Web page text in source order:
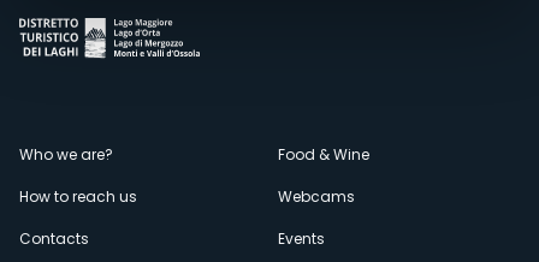
Menù
secondario
Who we are?
How to reach us
Contacts
Food & Wine
Webcams
Events